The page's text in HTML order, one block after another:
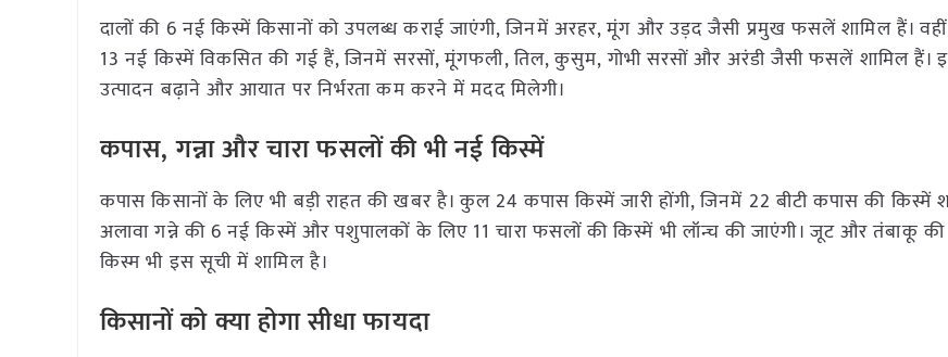
दालों की 6 नई किस्में किसानों को उपलब्ध कराई जाएंगी, जिनमें अरहर, मूंग और उड़द जैसी प्रमुख फसलें शामिल हैं।
13 नई किस्में विकसित की गई हैं, जिनमें सरसों, मूंगफली, तिल, कुसुम, गोभी सरसों और अरंडी जैसी फसलें शामिल
उत्पादन बढ़ाने और आयात पर निर्भरता कम करने में मदद मिलेगी।
कपास, गन्ना और चारा फसलों की भी नई किस्में
कपास किसानों के लिए भी बड़ी राहत की खबर है। कुल 24 कपास किस्में जारी होंगी, जिनमें 22 बीटी कपास की किस्में
अलावा गन्ने की 6 नई किस्में और पशुपालकों के लिए 11 चारा फसलों की किस्में भी लॉन्च की जाएंगी। जूट और तंबाकू
किस्म भी इस सूची में शामिल है।
किसानों को क्या होगा सीधा फायदा